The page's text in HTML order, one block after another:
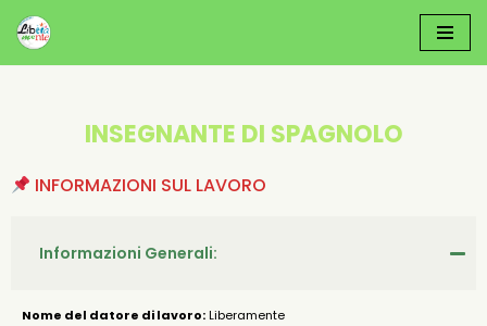
INSEGNANTE DI SPAGNOLO
INFORMAZIONI SUL LAVORO
Informazioni Generali:
Nome del datore di lavoro:Liberamente